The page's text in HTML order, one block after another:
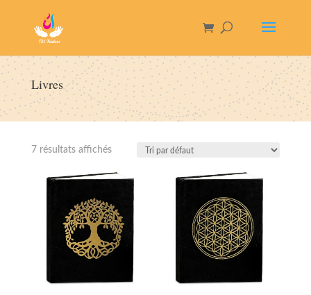
Livres
7 résultats affichés